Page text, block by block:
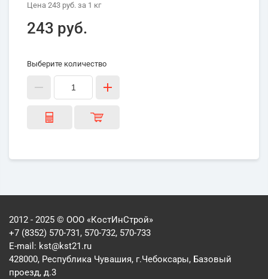
Цена 243 руб. за 1 кг
243 руб.
Выберите количество
2012 - 2025 © ООО «КостИнСтрой»
+7 (8352) 570-731, 570-732, 570-733
E-mail: kst@kst21.ru
428000, Республика Чувашия, г.Чебоксары, Базовый
проезд, д.3